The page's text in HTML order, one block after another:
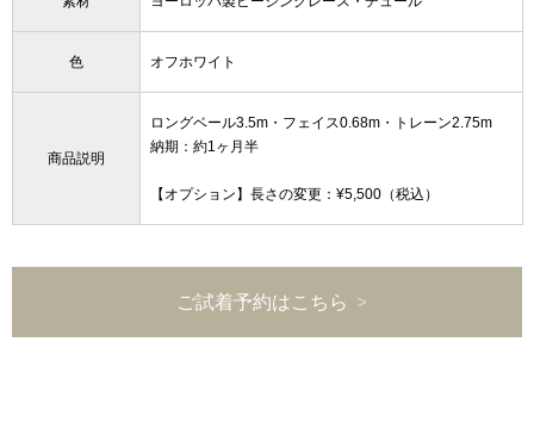
色 オフホワイト
商品説明
ロングベール3.5m・フェイス0.68m・トレーン2.75m
納期：約1ヶ月半
【オプション】長さの変更：¥5,500（税込）
ご試着予約はこちら